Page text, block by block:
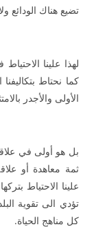
تضيع هناك الودائع
لهذا علينا الاحتياط
كما نحتاط
الأولى والأجدر
بل هو أولى في
ثمة معاهدة أو
علينا الاحتياط
تؤدي الى تقوية
كل مناهج الحياة.